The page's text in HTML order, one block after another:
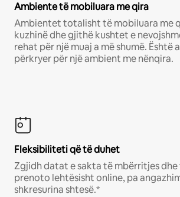
Ambiente të mobiluara me qira
Ambientet totalisht të mobiluara me
kuzhinë dhe gjithë kushtet e
rehat për një muaj a më shumë. Është
përkryer për një ambient me nënqira.
Fleksibiliteti që të duhet
Zgjidh datat e sakta të mbërritjes
prenoto lehtësisht online, pa
shkresurina shtesë.*